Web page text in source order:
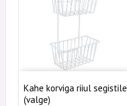
Kahe korviga riiul segistile
(valge)